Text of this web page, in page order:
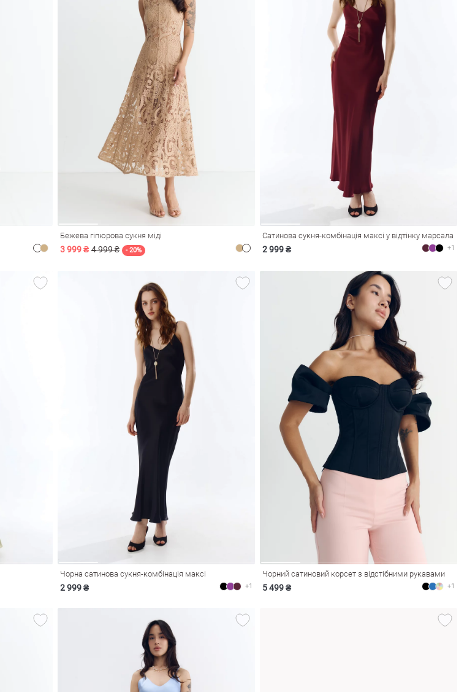
Бежева гіпюрова сукня міді
3 999 ₴ 4 999 ₴ - 20%
Сатинова сукня-комбінація максі у відтінку марсала
2 999 ₴ +1
Чорна сатинова сукня-комбінація максі
2 999 ₴ +1
Чорний сатиновий корсет з відстібними рукавами
5 499 ₴ +1